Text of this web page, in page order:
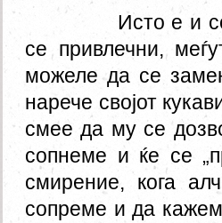
Исто е и
се привлечни,
можеле да се
нарече својот
смее да му се
сопнеме и ќе се
смирение, кога
сопреме и да